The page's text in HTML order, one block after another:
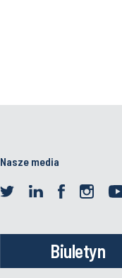
Nasze media
Biuletyn